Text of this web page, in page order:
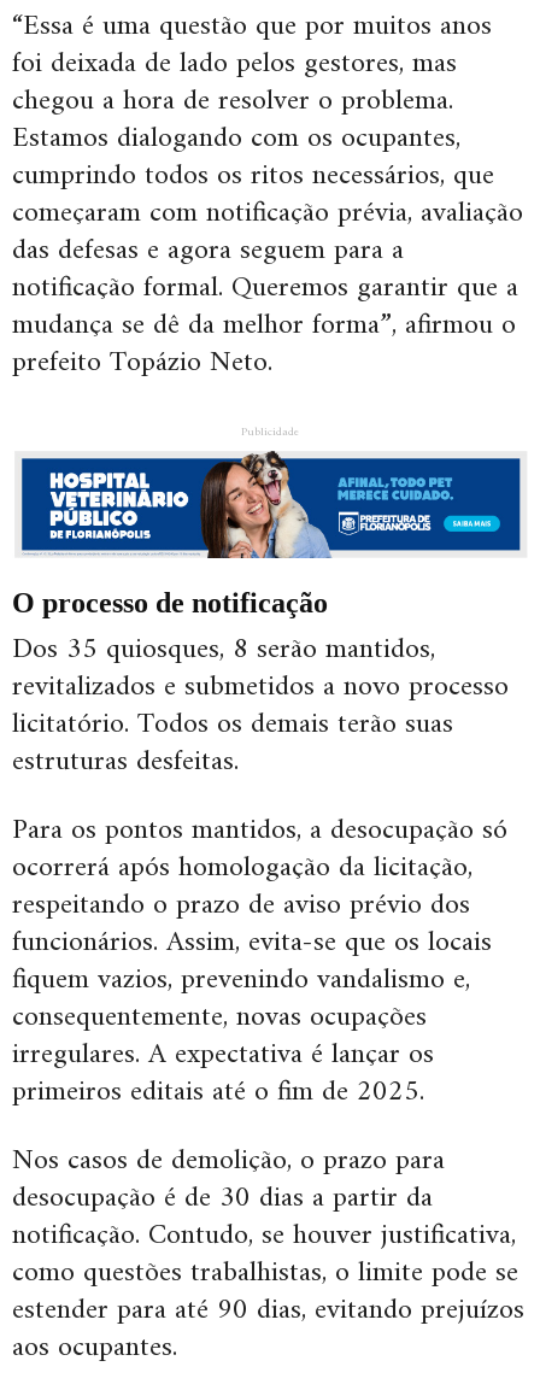
“Essa é uma questão que por muitos anos
foi deixada de lado pelos gestores, mas
chegou a hora de resolver o problema.
Estamos dialogando com os ocupantes,
cumprindo todos os ritos necessários, que
começaram com notificação prévia, avaliação
das defesas e agora seguem para a
notificação formal. Queremos garantir que a
mudança se dê da melhor forma”, afirmou o
prefeito Topázio Neto.
Publicidade
O processo de notificação
Dos 35 quiosques, 8 serão mantidos,
revitalizados e submetidos a novo processo
licitatório. Todos os demais terão suas
estruturas desfeitas.
Para os pontos mantidos, a desocupação só
ocorrerá após homologação da licitação,
respeitando o prazo de aviso prévio dos
funcionários. Assim, evita-se que os locais
fiquem vazios, prevenindo vandalismo e,
consequentemente, novas ocupações
irregulares. A expectativa é lançar os
primeiros editais até o fim de 2025.
Nos casos de demolição, o prazo para
desocupação é de 30 dias a partir da
notificação. Contudo, se houver justificativa,
como questões trabalhistas, o limite pode se
estender para até 90 dias, evitando prejuízos
aos ocupantes.